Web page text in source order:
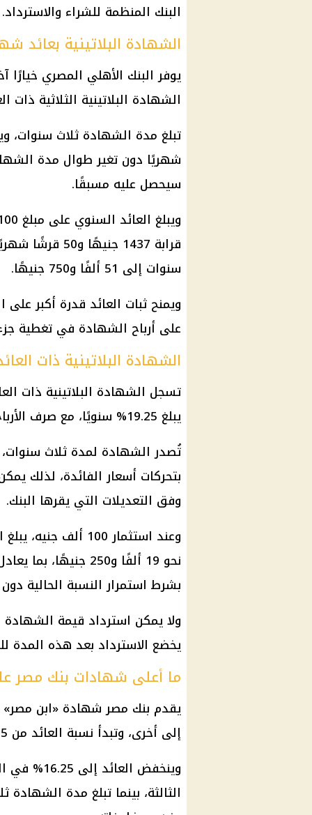
البنك المنظمة للشراء والاسترداد.
الشهادة البلاتينية بعائد
يوفر البنك الأهلي المصري
الشهادة البلاتينية الثلاثية ذات العائد
شهريًا دون تغير طوال مدة
سيحصل عليه مسبقًا.
قرابة 1437
سنوات إلى 51 ألفًا و750 جنيهًا.
ويمنح ثبات العائد قدرة أكبر
على أرباح الشهادة في تغطية
الشهادة البلاتينية ذات
تسجل الشهادة البلاتينية ذات
يبلغ 19.25% سنويًا، مع صرف الأرباح كل ثلاثة أشهر.
بتحركات أسعار الفائدة، لذلك
وفق التعديلات التي يقرها البنك.
وعند استثمار 100
بشرط استمرار النسبة الحالية دون
ولا يمكن استرداد قيمة
يخضع الاسترداد بعد هذه المدة
ما أعلى شهادات بنك مصر
يقدم بنك مصر شهادة «ابن مصر»
إلى أخرى، وتبدأ نسبة العائد من 20.5% في السنة الأولى.